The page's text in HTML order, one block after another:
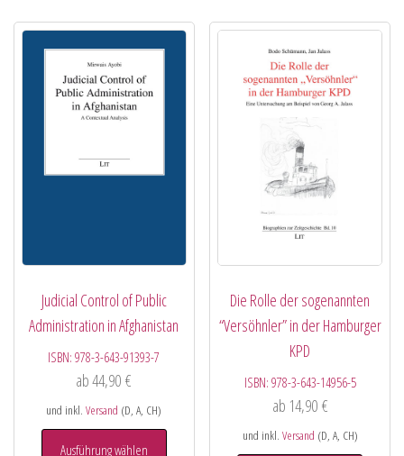
Judicial Control of Public
Administration in Afghanistan
ISBN:978-3-643-91393-7
ab44,90€
und inkl.Versand (D, A, CH)
Ausführung wählen
Die Rolle der sogenannten
“Versöhnler” in der Hamburger
KPD
ISBN: 978-3-643-14956-5
ab 14,90 €
und inkl. Versand (D, A, CH)